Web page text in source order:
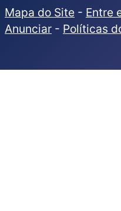
Mapa do Site - Entre
Anunciar - Políticas